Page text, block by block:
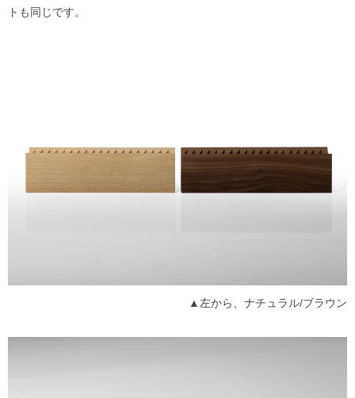
トも同じです。
▲左から、ナチュラル/ブラウン